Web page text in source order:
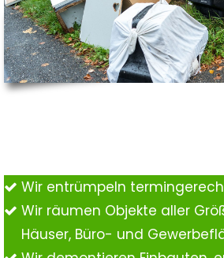
Wir entrümpeln
Wir räumen Objekte aller
Häuser, Büro- und